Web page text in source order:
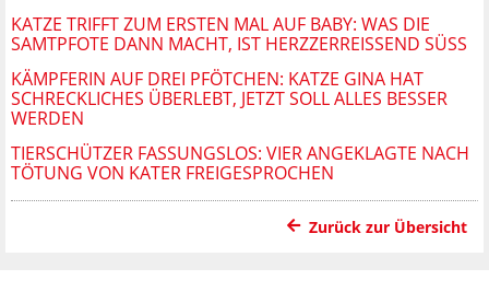
KATZE TRIFFT ZUM ERSTEN MAL AUF BABY: WAS DIE
SAMTPFOTE DANN MACHT, IST HERZZERREISSEND SÜSS
KÄMPFERIN AUF DREI PFÖTCHEN: KATZE GINA HAT
SCHRECKLICHES ÜBERLEBT, JETZT SOLL ALLES BESSER
WERDEN
TIERSCHÜTZER FASSUNGSLOS: VIER ANGEKLAGTE NACH
TÖTUNG VON KATER FREIGESPROCHEN
Zurück zur Übersicht